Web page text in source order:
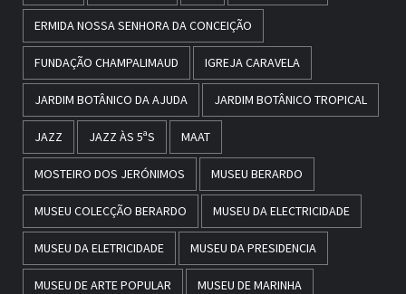
ERMIDA NOSSA SENHORA DA CONCEIÇÃO
FUNDAÇÃO CHAMPALIMAUD IGREJA CARAVELA
JARDIM BOTÂNICO DA AJUDA JARDIM BOTÂNICO TROPICAL
JAZZ JAZZ ÀS 5ªS MAAT
MOSTEIRO DOS JERÓNIMOS MUSEU BERARDO
MUSEU COLECÇÃO BERARDO MUSEU DA ELECTRICIDADE
MUSEU DA ELETRICIDADE MUSEU DA PRESIDENCIA
MUSEU DE ARTE POPULAR MUSEU DE MARINHA